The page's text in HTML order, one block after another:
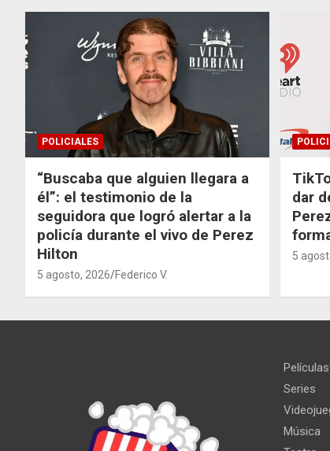
POLICIALES
“Buscaba que alguien llegara a
él”: el testimonio de la
seguidora que logró alertar a la
policía durante el vivo de Perez
Hilton
5 agosto, 2026 Federico V.
dar
5
Películas
Series
Música